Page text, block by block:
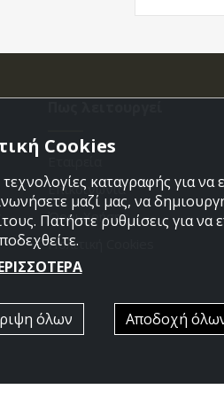
Επικοινωνια
Όροι Χρήσης
Πολιτική Cookies
Cookies
καταγραφής για
μαζί μας, να
Πατήστε ρυθμίσεις για να
όλων Αποδοχή